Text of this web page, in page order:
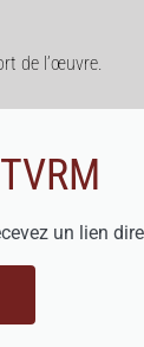
de l’œuvre.
un lien